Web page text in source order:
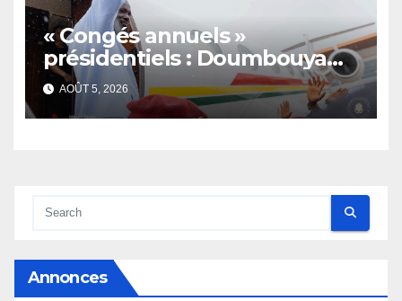
« Congés annuels »
présidentiels : Doumbouya
s’envole, l’opposition s’agite,
l’armée rassure
AOÛT 5, 2026
Annonces